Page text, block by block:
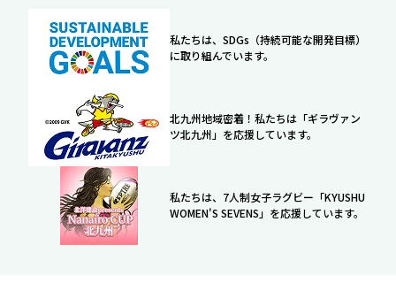
私たちは、SDGs（持続可能な開発目標）
に取り組んでいます。
北九州地域密着！私たちは「ギラヴァン
ツ北九州」を応援しています。
私たちは、7人制女子ラグビー「KYUSHU
WOMEN'S SEVENS」を応援しています。